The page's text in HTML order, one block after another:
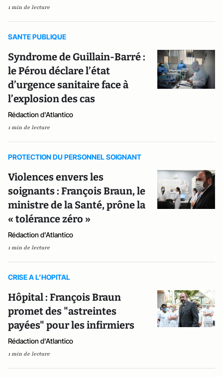
1 min de lecture
SANTE PUBLIQUE
Syndrome de Guillain-Barré :
le Pérou déclare l’état
d’urgence sanitaire face à
l’explosion des cas
Rédaction d'Atlantico
1 min de lecture
PROTECTION DU PERSONNEL SOIGNANT
Violences envers les
soignants : François Braun, le
ministre de la Santé, prône la
« tolérance zéro »
Rédaction d'Atlantico
1 min de lecture
CRISE A L’HOPITAL
Hôpital : François Braun
promet des "astreintes
payées" pour les infirmiers
Rédaction d'Atlantico
1 min de lecture